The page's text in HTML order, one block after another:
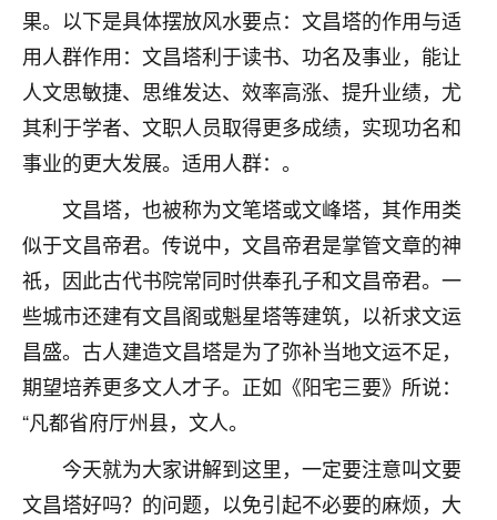
果。以下是具体摆放风水要点：文昌塔的作用与适
用人群作用：文昌塔利于读书、功名及事业，能让
人文思敏捷、思维发达、效率高涨、提升业绩，尤
其利于学者、文职人员取得更多成绩，实现功名和
事业的更大发展。适用人群：。
文昌塔，也被称为文笔塔或文峰塔，其作用类
似于文昌帝君。传说中，文昌帝君是掌管文章的神
祇，因此古代书院常同时供奉孔子和文昌帝君。一
些城市还建有文昌阁或魁星塔等建筑，以祈求文运
昌盛。古人建造文昌塔是为了弥补当地文运不足，
期望培养更多文人才子。正如《阳宅三要》所说：
“凡都省府厅州县，文人。
今天就为大家讲解到这里，一定要注意叫文要
文昌塔好吗？的问题，以免引起不必要的麻烦，大
鹿森：慧来老师微信：gjsy0624
1天前 来自江西 12
青春168
我也想要，我也想要！
2天前 来自山西
Jessica李
老师做不做超度法事？我想给我奶奶做超度，她今年
刚去世了。
七零老顽童：我母亲前年离世，刚开始我经常
做梦梦见她，后来也是朋友介绍，找到慧来老
师，安排了超度法事，做梦再也没有梦到过
了，一开始是半信半疑的，图个心安，给亡母
超度，现在看来，人不信也不行。
11